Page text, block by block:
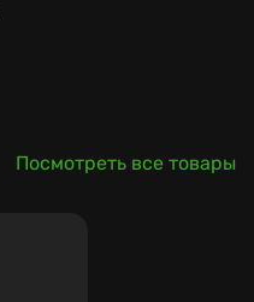
Посмотреть все товары